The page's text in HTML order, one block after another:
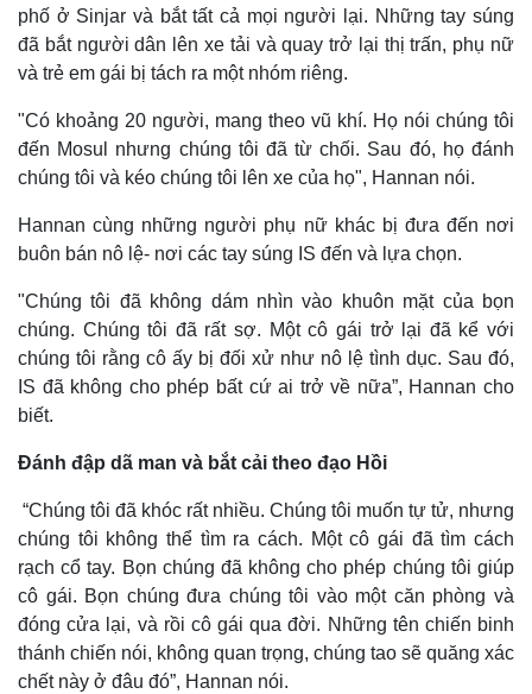
Thế giới
Quan sát
Cuộc sống đó đây
Hồ sơ
Multimedia
Video
Ảnh
E-Magazine
phố ở Sinjar và bắt tất cả mọi người lại. Những tay súng
đã bắt người dân lên xe tải và quay trở lại thị trấn, phụ nữ
và trẻ em gái bị tách ra một nhóm riêng.
"Có khoảng 20 người, mang theo vũ khí. Họ nói chúng tôi
đến Mosul nhưng chúng tôi đã từ chối. Sau đó, họ đánh
chúng tôi và kéo chúng tôi lên xe của họ", Hannan nói.
Hannan cùng những người phụ nữ khác bị đưa đến nơi
buôn bán nô lệ- nơi các tay súng IS đến và lựa chọn.
"Chúng tôi đã không dám nhìn vào khuôn mặt của bọn
chúng. Chúng tôi đã rất sợ. Một cô gái trở lại đã kể với
chúng tôi rằng cô ấy bị đối xử như nô lệ tình dục. Sau đó,
IS đã không cho phép bất cứ ai trở về nữa”, Hannan cho
biết.
Đánh đập dã man và bắt cải theo đạo Hồi
“Chúng tôi đã khóc rất nhiều. Chúng tôi muốn tự tử, nhưng
chúng tôi không thể tìm ra cách. Một cô gái đã tìm cách
rạch cổ tay. Bọn chúng đã không cho phép chúng tôi giúp
cô gái. Bọn chúng đưa chúng tôi vào một căn phòng và
đóng cửa lại, và rồi cô gái qua đời. Những tên chiến binh
thánh chiến nói, không quan trọng, chúng tao sẽ quăng xác
chết này ở đâu đó”, Hannan nói.